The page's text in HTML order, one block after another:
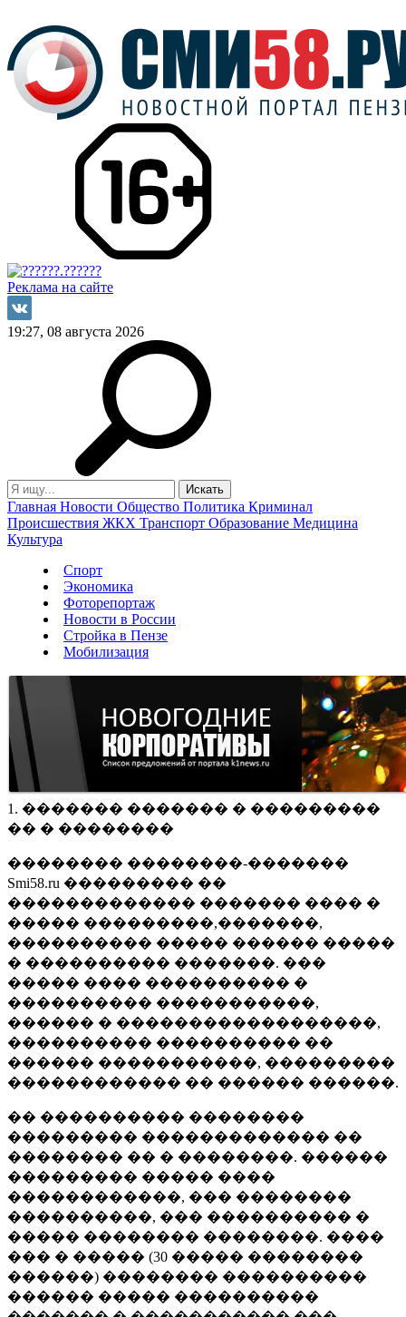
Реклама на сайте
19:27, 08 августа 2026
Главная Новости Общество Политика Криминал
Происшествия ЖКХ Транспорт Образование Медицина
Культура
Спорт
Экономика
Фоторепортаж
Новости в России
Стройка в Пензе
Мобилизация
1. ������� ������� � ���������
�� � ��������
�������� ��������-�������
Smi58.ru ��������� ��
������������� ������� ���� �
����� ���������,�������,
���������� ����� ������ �����
� ���������� �������. ���
����� ���� ���������� �
���������� �����������,
������ � ������������������,
���������� ���������� ��
������ �����������, ���������
������������ �� ������ ������.
�� ���������� ��������
��������� ������������� ��
�������� �� � ��������. ������
��������� ����� ����
������������, ��� ��������
����������, ��� ���������� �
����� �������� ��������. ����
��� � ����� (30 ����� ��������
������) �������� ����������
������ ����� ����������